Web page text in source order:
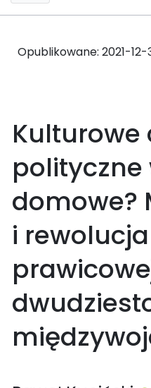
Opublikowane: 2021-12-
Kulturowe
polityczne
domowe?
i